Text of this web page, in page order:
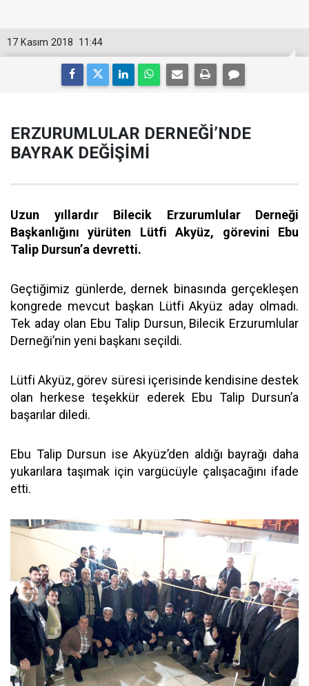
11:44
17 Kasım 2018
ERZURUMLULAR DERNEĞİ’NDE
BAYRAK DEĞİŞİMİ
Uzun yıllardır Bilecik Erzurumlular Derneği
Başkanlığını yürüten Lütfi Akyüz, görevini Ebu
Talip Dursun’a devretti.
Geçtiğimiz günlerde, dernek binasında gerçekleşen
kongrede mevcut başkan Lütfi Akyüz aday olmadı.
Tek aday olan Ebu Talip Dursun, Bilecik Erzurumlular
Derneği’nin yeni başkanı seçildi.
Lütfi Akyüz, görev süresi içerisinde kendisine destek
olan herkese teşekkür ederek Ebu Talip Dursun’a
başarılar diledi.
Ebu Talip Dursun ise Akyüz’den aldığı bayrağı daha
yukarılara taşımak için vargücüyle çalışacağını ifade
etti.